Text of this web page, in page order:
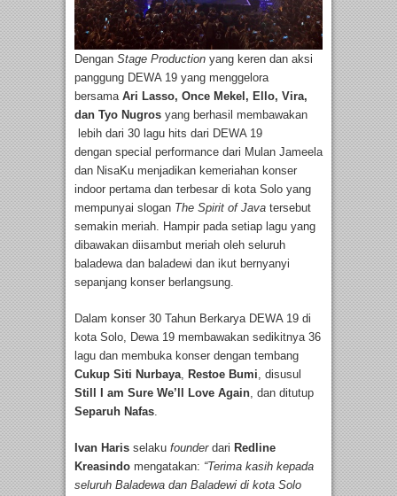
Dengan Stage Production yang keren dan aksi
panggung DEWA 19 yang menggelora
bersama Ari Lasso, Once Mekel, Ello, Vira,
dan Tyo Nugros yang berhasil membawakan
lebih dari 30 lagu hits dari DEWA 19
dengan special performance dari Mulan Jameela
dan NisaKu menjadikan kemeriahan konser
indoor pertama dan terbesar di kota Solo yang
mempunyai slogan The Spirit of Java tersebut
semakin meriah. Hampir pada setiap lagu yang
dibawakan diisambut meriah oleh seluruh
baladewa dan baladewi dan ikut bernyanyi
sepanjang konser berlangsung.
Dalam konser 30 Tahun Berkarya DEWA 19 di
kota Solo, Dewa 19 membawakan sedikitnya 36
lagu dan membuka konser dengan tembang
Cukup Siti Nurbaya, Restoe Bumi, disusul
Still I am Sure We’ll Love Again, dan ditutup
Separuh Nafas.
Ivan Haris selaku founderdari Redline
Kreasindo mengatakan: “Terima kasih kepada
seluruh Baladewa dan Baladewi di kota Solo